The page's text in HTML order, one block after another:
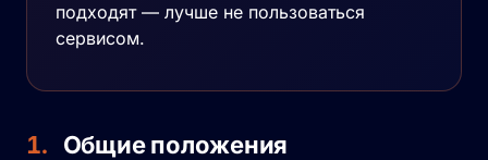
подходят — лучше не пользоваться
сервисом.
1. Общие положения